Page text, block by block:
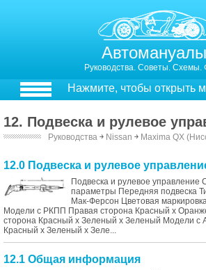
Автомануалы
Руководства. Советы. Схемы.
Нажмите, чтобы открыть
12. Подвеска и рулевое
Руководства ￫ Nissan ￫ Maxima QX
12.0 Подвеска и рулевое
Подвеска и рулевое
параметры Передняя подвеска
Мак-Ферсон Цветовая
Модели с РКПП Правая сторона Красный х
сторона Красный х Зеленый х Зеленый Модели с
Красный х Зеленый х Зеле...
12.1 Общая информация